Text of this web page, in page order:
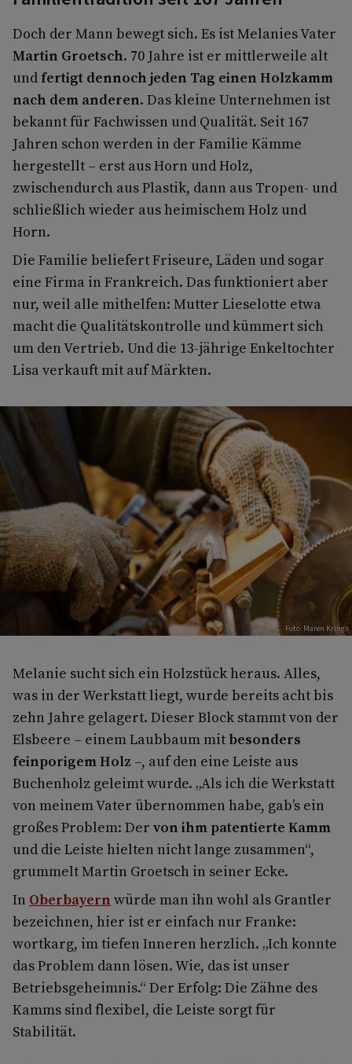
Doch der Mann bewegt sich. Es ist Melanies Vater
Martin Groetsch. 70 Jahre ist er mittlerweile alt
undfertigt dennoch jeden Tag einen Holzkamm
nach dem anderen. Das kleine Unternehmen ist
bekannt für Fachwissen und Qualität. Seit 167
Jahren schon werden in der Familie Kämme
hergestellt – erst aus Horn und Holz,
zwischendurch aus Plastik, dann aus Tropen- und
schließlich wieder aus heimischem Holz und
Horn.
Die Familie beliefert Friseure, Läden und sogar
eine Firma in Frankreich. Das funktioniert aber
nur, weil alle mithelfen: Mutter Lieselotte etwa
macht die Qualitätskontrolle und kümmert sich
um den Vertrieb. Und die 13-jährige Enkeltochter
Lisa verkauft mit auf Märkten.
Foto: Maren Krings
Melanie sucht sich ein Holzstück heraus. Alles,
was in der Werkstatt liegt, wurde bereits acht bis
zehn Jahre gelagert. Dieser Block stammt von der
Elsbeere – einem Laubbaum mit besonders
feinporigem Holz –, auf den eine Leiste aus
Buchenholz geleimt wurde. „Als ich die Werkstatt
von meinem Vater übernommen habe, gab’s ein
großes Problem: Der von ihm patentierte Kamm
und die Leiste hielten nicht lange zusammen“,
grummelt Martin Groetsch in seiner Ecke.
In Oberbayern würde man ihn wohl als Grantler
bezeichnen, hier ist er einfach nur Franke:
wortkarg, im tiefen Inneren herzlich. „Ich konnte
das Problem dann lösen. Wie, das ist unser
Betriebsgeheimnis.“ Der Erfolg: Die Zähne des
Kamms sind flexibel, die Leiste sorgt für
Stabilität.